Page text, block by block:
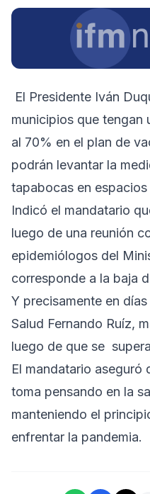
El Presidente Iván
municipios que tengan
al 70% en el plan de
podrán levantar la
tapabocas en
Indicó el mandatario
luego de una reunión
epidemiólogos del
corresponde a la baja
Y precisamente en
Salud Fernando Ruíz,
luego de que se
El mandatario aseguró
toma pensando en la
manteniendo el
enfrentar la pandemia.